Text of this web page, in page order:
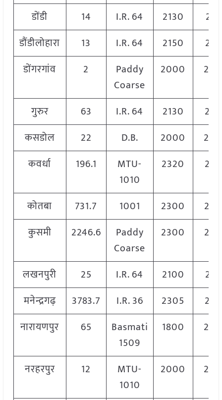
डोंडी 14 I.R. 64 2130
डौंडीलोहारा
13 I.R. 64 2150
डोंगरगांव
2
Paddy
Coarse
2000
गुरुर 63 I.R. 64 2130
कसडोल
22 D.B. 2000
कवर्धा
196.1
MTU-
1010
2320
कोतबा 731.7 1001 2300
कुसमी
2246.6
Paddy
Coarse
2300
लखनपुरी 25 I.R. 64 2100
मनेन्द्रगढ़
3783.7 I.R. 36 2305
नारायणपुर
65
Basmati
1509
1800
नरहरपुर 12
MTU-
1010
2000